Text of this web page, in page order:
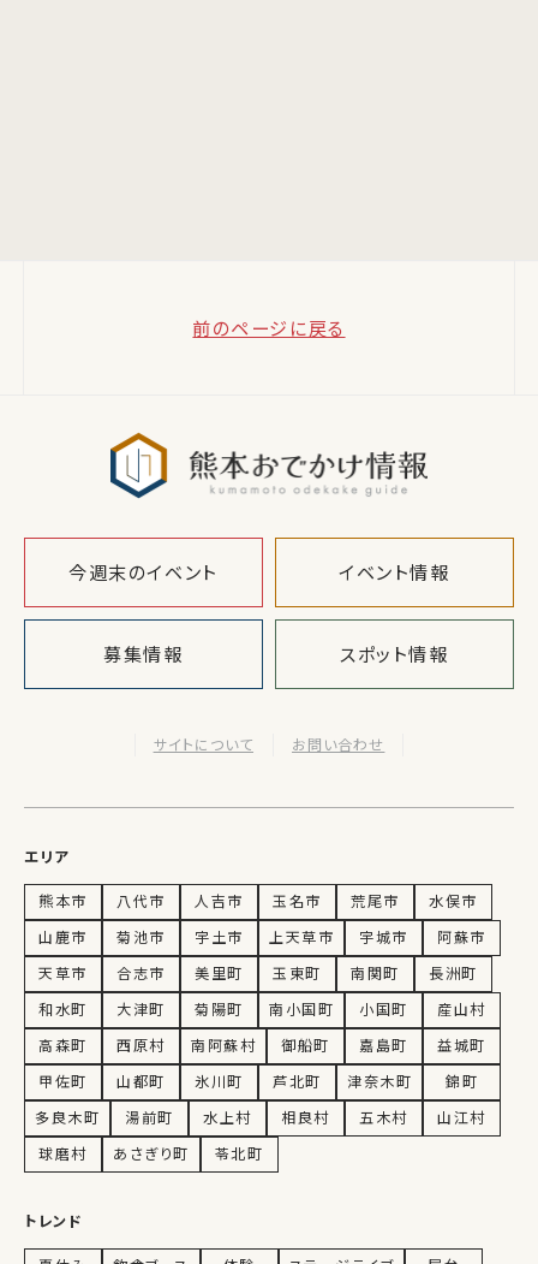
前のページに戻る
今週末のイベント イベント情報
募集情報 スポット情報
サイトについて お問い合わせ
エリア
熊本市 八代市 人吉市 玉名市 荒尾市
水俣市
山鹿市
菊池市 宇土市 上天草市 宇城市
阿蘇市
天草市
合志市 美里町 玉東町 南関町
長洲町
和水町
大津町 菊陽町 南小国町 小国町
産山村
高森町
西原村 南阿蘇村 御船町 嘉島町
益城町
甲佐町
山都町 氷川町 芦北町 津奈木町
錦町
多良木町
湯前町 水上村 相良村 五木村
山江村
球磨村
あさぎり町 苓北町
トレンド